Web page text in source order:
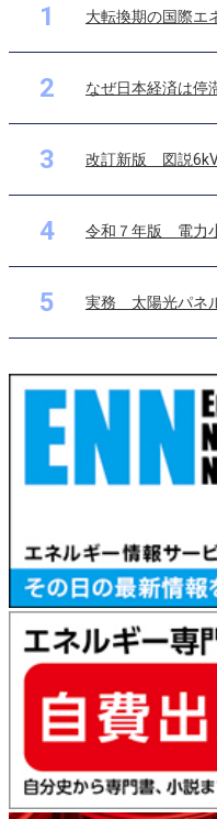
1 大転換期の国際エ
2 なぜ日本経済は停
3 改訂新版 図説
4 令和７年版 電力
5 実務 太陽光パネ